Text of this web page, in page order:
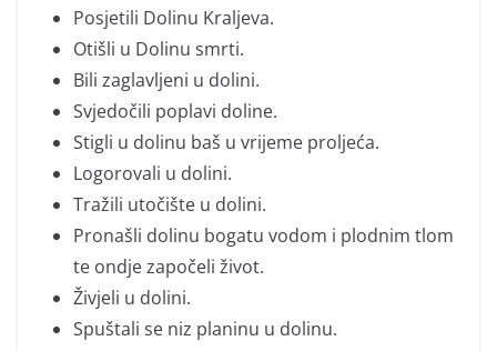
Posjetili Dolinu Kraljeva.
Otišli u Dolinu smrti.
Bili zaglavljeni u dolini.
Svjedočili poplavi doline.
Stigli u dolinu baš u vrijeme proljeća.
Logorovali u dolini.
Tražili utočište u dolini.
Pronašli dolinu bogatu vodom i plodnim tlom
te ondje započeli život.
Živjeli u dolini.
Spuštali se niz planinu u dolinu.